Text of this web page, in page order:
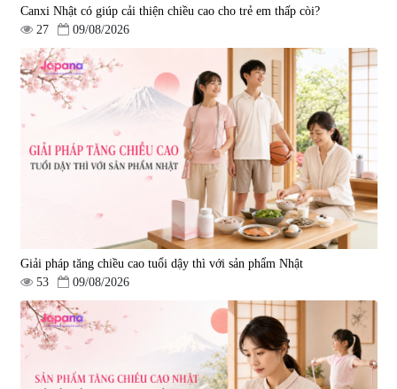
Canxi Nhật có giúp cải thiện chiều cao cho trẻ em thấp còi?
27
09/08/2026
Giải pháp tăng chiều cao tuổi dậy thì với sản phẩm Nhật
53
09/08/2026